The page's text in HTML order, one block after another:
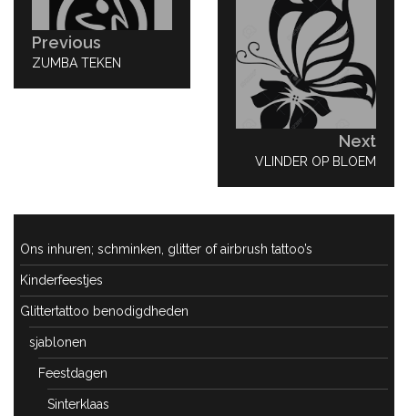
Previous
PREVIOUS
ZUMBA TEKEN
Next
NEXT
VLINDER OP BLOEM
Ons inhuren; schminken, glitter of airbrush tattoo’s
Kinderfeestjes
Glittertattoo benodigdheden
sjablonen
Feestdagen
Sinterklaas